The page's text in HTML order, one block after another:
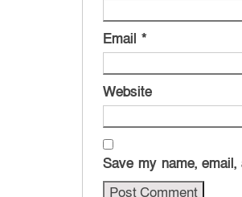
Email *
Website
Save my name,